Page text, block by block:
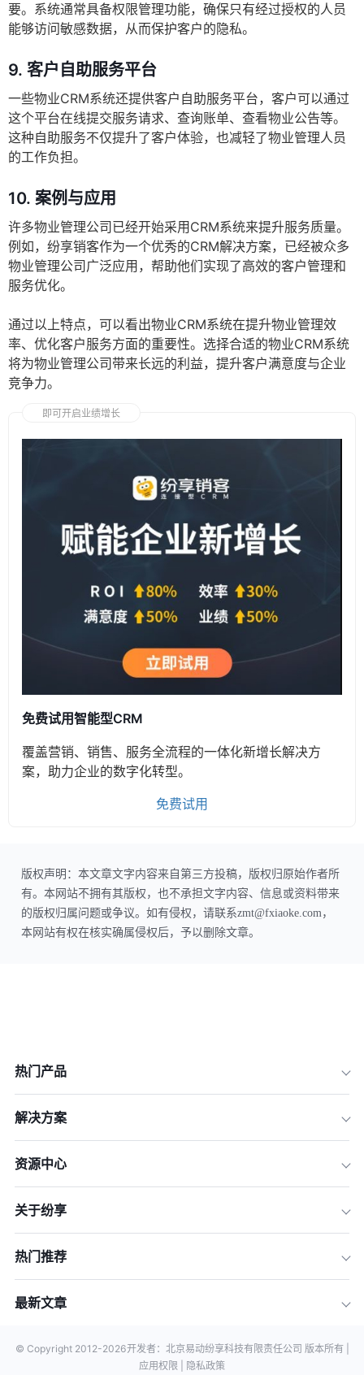
要。系统通常具备权限管理功能，确保只有经过授权的人员
能够访问敏感数据，从而保护客户的隐私。
9. 客户自助服务平台
一些物业CRM系统还提供客户自助服务平台，客户可以通过
这个平台在线提交服务请求、查询账单、查看物业公告等。
这种自助服务不仅提升了客户体验，也减轻了物业管理人员
的工作负担。
10. 案例与应用
许多物业管理公司已经开始采用CRM系统来提升服务质量。
例如，纷享销客作为一个优秀的CRM解决方案，已经被众多
物业管理公司广泛应用，帮助他们实现了高效的客户管理和
服务优化。
通过以上特点，可以看出物业CRM系统在提升物业管理效
率、优化客户服务方面的重要性。选择合适的物业CRM系统
将为物业管理公司带来长远的利益，提升客户满意度与企业
竞争力。
即可开启业绩增长
免费试用智能型CRM
覆盖营销、销售、服务全流程的一体化新增长解决方
案，助力企业的数字化转型。
免费试用
版权声明：本文章文字内容来自第三方投稿，版权归原始作者所
有。本网站不拥有其版权，也不承担文字内容、信息或资料带来
的版权归属问题或争议。如有侵权，请联系zmt@fxiaoke.com，
本网站有权在核实确属侵权后，予以删除文章。
热门产品
解决方案
资源中心
关于纷享
热门推荐
最新文章
© Copyright 2012-2026开发者：北京易动纷享科技有限责任公司 版本所有 |
应用权限 |
隐私政策